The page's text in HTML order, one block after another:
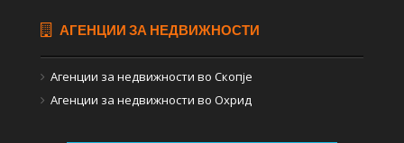
АГЕНЦИИ ЗА НЕДВИЖНОСТИ
Агенции за недвижности во Скопје
Агенции за недвижности во Охрид